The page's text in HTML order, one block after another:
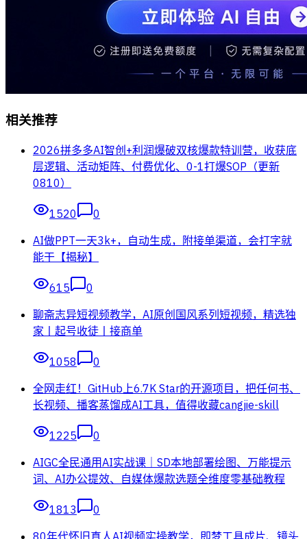
相关推荐
2026拼多多AI智创+利润爆破双核爆款特训营，收获底
层逻辑、活动矩阵、付费优化、0-1打爆SOP（更新
0810）
1520
0
AI做PPT一天3k+，自动生成，附接单渠道，会打字就
能干【揭秘】
615
0
聊斋志异短视频教学，AI原创国风系列短视频，精选独
家丨起号收徒丨接商单
1058
0
全网走红！GitHub上6.7K Star的开源项目，把任何书、
长视频、播客蒸馏成AI工具，值得收藏cangjie-skill
1225
0
AIGC全民通用AI实战课｜SD本地部署绘图、万能提示
词、AI办公提效、自媒体爆款选题全维度零基础教程
1813
0
80年代怀旧真人AI视频实操教学，即梦工具成片、镜头